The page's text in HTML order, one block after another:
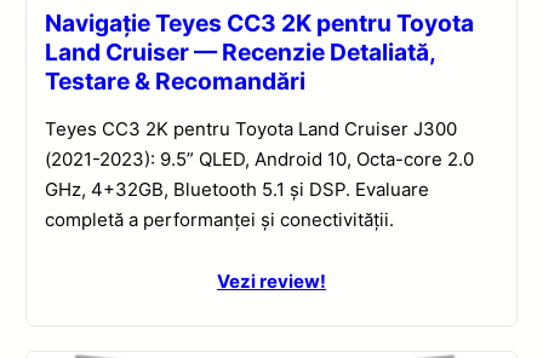
Navigație Teyes CC3 2K pentru Toyota
Land Cruiser — Recenzie Detaliată,
Testare & Recomandări
Teyes CC3 2K pentru Toyota Land Cruiser J300
(2021-2023): 9.5” QLED, Android 10, Octa-core 2.0
GHz, 4+32GB, Bluetooth 5.1 și DSP. Evaluare
completă a performanței și conectivității.
Vezi review!